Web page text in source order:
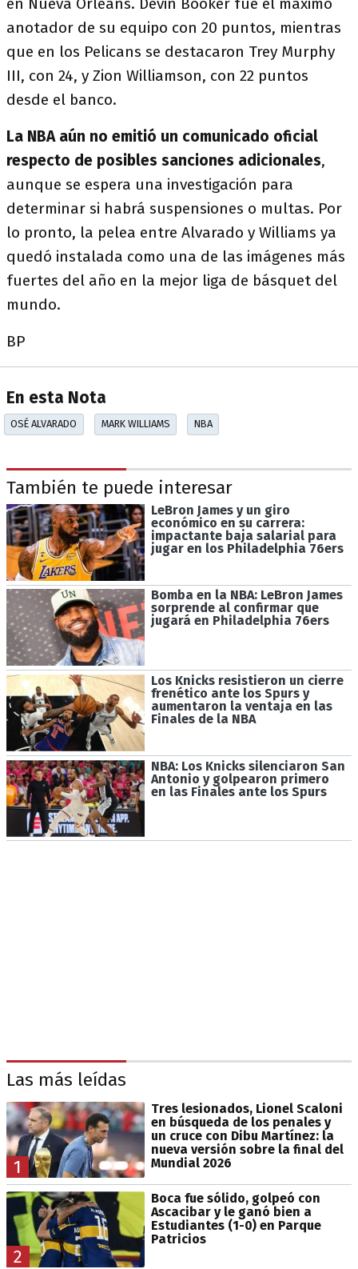
anotador de su equipo con 20 puntos, mientras
que en los Pelicans se destacaron Trey Murphy
III, con 24, y Zion Williamson, con 22 puntos
desde el banco.
La NBA aún no emitió un comunicado oficial
respecto de posibles sanciones adicionales,
aunque se espera una investigación para
determinar si habrá suspensiones o multas. Por
lo pronto, la pelea entre Alvarado y Williams ya
quedó instalada como una de las imágenes más
fuertes del año en la mejor liga de básquet del
mundo.
BP
En esta Nota
OSÉ ALVARADO MARK WILLIAMS NBA
También te puede interesar
LeBron James y un giro
económico en su carrera:
impactante baja salarial para
jugar en los Philadelphia 76ers
Bomba en la NBA: LeBron James
sorprende al confirmar que
jugará en Philadelphia 76ers
Los Knicks resistieron un cierre
frenético ante los Spurs y
aumentaron la ventaja en las
Finales de la NBA
NBA: Los Knicks silenciaron San
Antonio y golpearon primero
en las Finales ante los Spurs
Las más leídas
1
Tres lesionados, Lionel Scaloni
en búsqueda de los penales y
un cruce con Dibu Martínez: la
nueva versión sobre la final del
Mundial 2026
2
Boca fue sólido, golpeó con
Ascacibar y le ganó bien a
Estudiantes (1-0) en Parque
Patricios